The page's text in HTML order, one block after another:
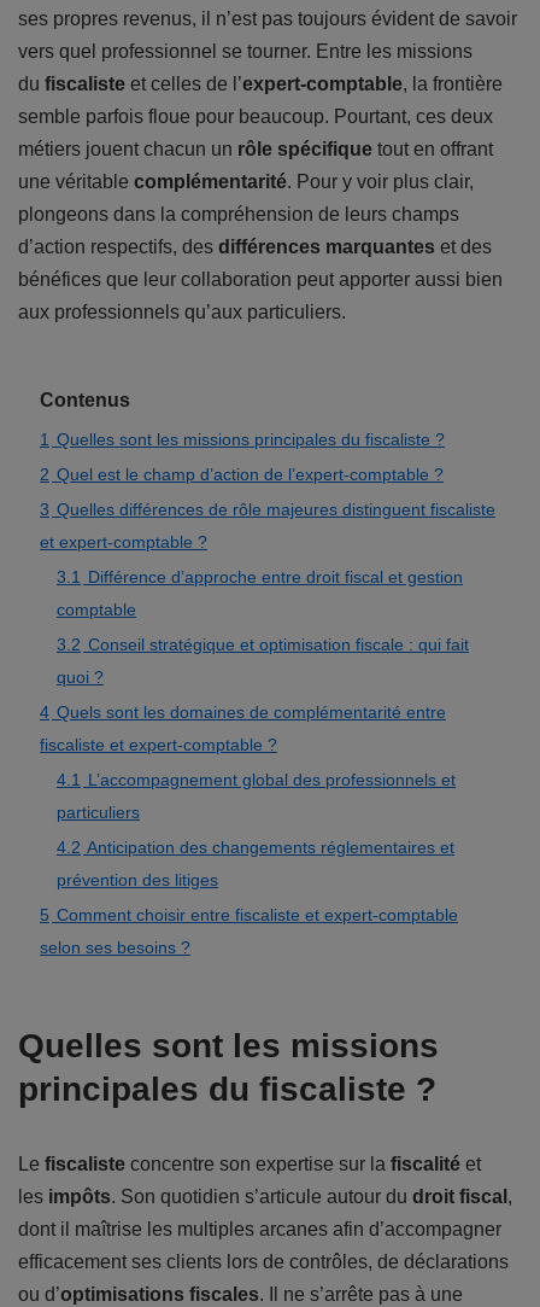
ses propres revenus, il n’est pas toujours évident de savoir
vers quel professionnel se tourner. Entre les missions
du fiscaliste et celles de l’expert-comptable, la frontière
semble parfois floue pour beaucoup. Pourtant, ces deux
métiers jouent chacun un rôle spécifique tout en offrant
une véritable complémentarité. Pour y voir plus clair,
plongeons dans la compréhension de leurs champs
d’action respectifs, des différences marquantes et des
bénéfices que leur collaboration peut apporter aussi bien
aux professionnels qu’aux particuliers.
Contenus
1 Quelles sont les missions principales du fiscaliste ?
2 Quel est le champ d’action de l’expert-comptable ?
3 Quelles différences de rôle majeures distinguent fiscaliste
et expert-comptable ?
3.1 Différence d’approche entre droit fiscal et gestion
comptable
3.2 Conseil stratégique et optimisation fiscale : qui fait
quoi ?
4 Quels sont les domaines de complémentarité entre
fiscaliste et expert-comptable ?
4.1 L’accompagnement global des professionnels et
particuliers
4.2 Anticipation des changements réglementaires et
prévention des litiges
5 Comment choisir entre fiscaliste et expert-comptable
selon ses besoins ?
Quelles sont les missions
principales du fiscaliste ?
Le fiscaliste concentre son expertise sur la fiscalité et
les impôts. Son quotidien s’articule autour du droit fiscal ,
dont il maîtrise les multiples arcanes afin d’accompagner
efficacement ses clients lors de contrôles, de déclarations
ou d’optimisations fiscales. Il ne s’arrête pas à une